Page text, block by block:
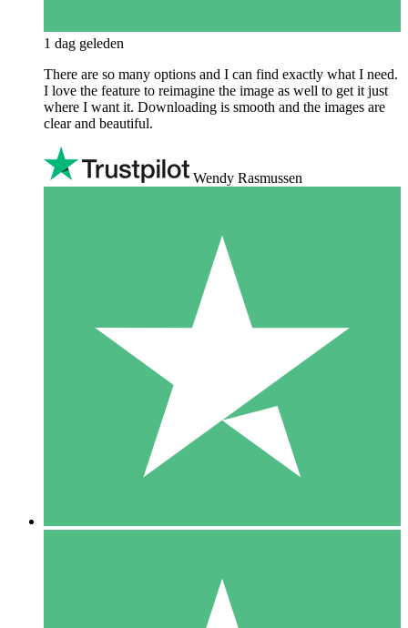
1 dag geleden
There are so many options and I can find exactly what I need.
I love the feature to reimagine the image as well to get it just
where I want it. Downloading is smooth and the images are
clear and beautiful.
Wendy Rasmussen